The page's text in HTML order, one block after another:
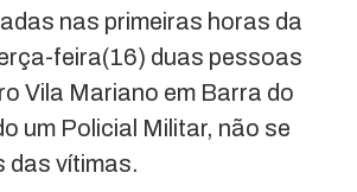
nas primeiras horas da
feira(16) duas pessoas
Vila Mariano em Barra do
um Policial Militar, não se
das vítimas.